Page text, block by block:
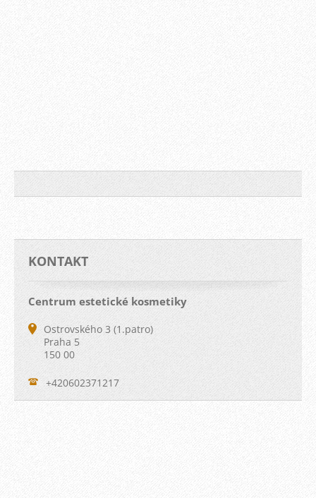
KONTAKT
Centrum estetické kosmetiky
Ostrovského 3 (1.patro)
Praha 5
150 00
+420602371217